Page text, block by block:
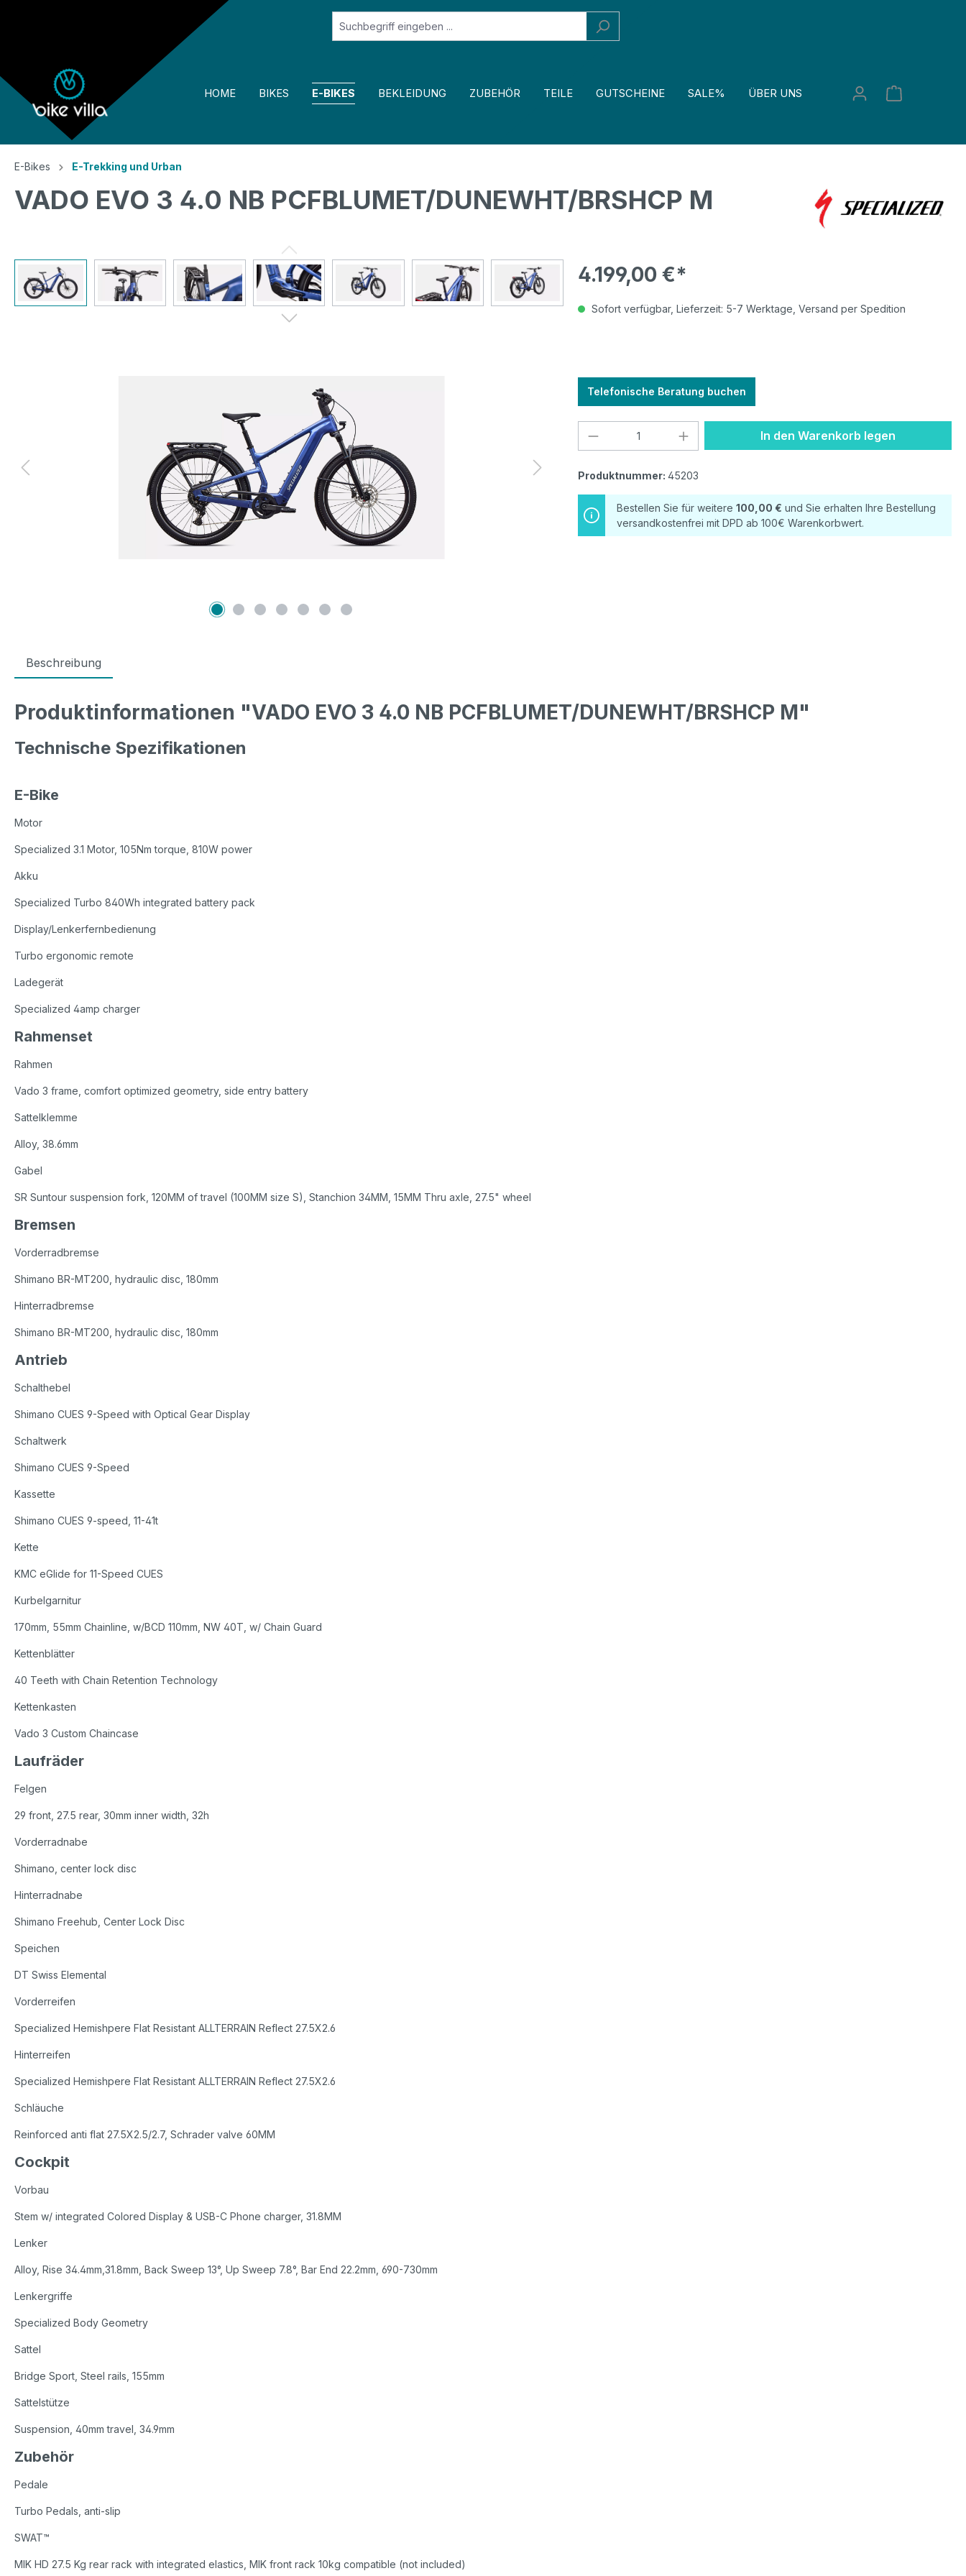
Zur Hauptnavigation springen
HOME BIKES E-BIKES BEKLEIDUNG ZUBEHÖR TEILE GUTSCHEINE SALE% ÜBER UNS
E-Bikes E-Trekking und Urban
VADO EVO 3 4.0 NB PCFBLUMET/DUNEWHT/BRSHCP M
Bildergalerie überspringen 4.199,00 €*
Sofort verfügbar, Lieferzeit: 5-7 Werktage, Versand per Spedition
Telefonische Beratung buchen
Produkt Anzahl: Gib den gewünschten Wert
In den Warenkorb legen
Produktnummer: 45203
Bestellen Sie für weitere 100,00 € und Sie erhalten Ihre Bestellung
versandkostenfrei mit DPD ab 100€ Warenkorbwert.
Beschreibung
Produktinformationen "VADO EVO 3 4.0 NB PCFBLUMET/DUNEWHT/BRSHCP M"
Technische Spezifikationen
E-Bike
Motor
Specialized 3.1 Motor, 105Nm torque, 810W power
Akku
Specialized Turbo 840Wh integrated battery pack
Display/Lenkerfernbedienung
Turbo ergonomic remote
Ladegerät
Specialized 4amp charger
Rahmenset
Rahmen
Vado 3 frame, comfort optimized geometry, side entry battery
Sattelklemme
Alloy, 38.6mm
Gabel
SR Suntour suspension fork, 120MM of travel (100MM size S), Stanchion 34MM, 15MM Thru axle, 27.5" wheel
Bremsen
Vorderradbremse
Shimano BR-MT200, hydraulic disc, 180mm
Hinterradbremse
Shimano BR-MT200, hydraulic disc, 180mm
Antrieb
Schalthebel
Shimano CUES 9-Speed with Optical Gear Display
Schaltwerk
Shimano CUES 9-Speed
Kassette
Shimano CUES 9-speed, 11-41t
Kette
KMC eGlide for 11-Speed CUES
Kurbelgarnitur
170mm, 55mm Chainline, w/BCD 110mm, NW 40T, w/ Chain Guard
Kettenblätter
40 Teeth with Chain Retention Technology
Kettenkasten
Vado 3 Custom Chaincase
Laufräder
Felgen
29 front, 27.5 rear, 30mm inner width, 32h
Vorderradnabe
Shimano, center lock disc
Hinterradnabe
Shimano Freehub, Center Lock Disc
Speichen
DT Swiss Elemental
Vorderreifen
Specialized Hemishpere Flat Resistant ALLTERRAIN Reflect 27.5X2.6
Hinterreifen
Specialized Hemishpere Flat Resistant ALLTERRAIN Reflect 27.5X2.6
Schläuche
Reinforced anti flat 27.5X2.5/2.7, Schrader valve 60MM
Cockpit
Vorbau
Stem w/ integrated Colored Display & USB-C Phone charger, 31.8MM
Lenker
Alloy, Rise 34.4mm,31.8mm, Back Sweep 13°, Up Sweep 7.8°, Bar End 22.2mm, 690-730mm
Lenkergriffe
Specialized Body Geometry
Sattel
Bridge Sport, Steel rails, 155mm
Sattelstütze
Suspension, 40mm travel, 34.9mm
Zubehör
Pedale
Turbo Pedals, anti-slip
SWAT™
MIK HD 27.5 Kg rear rack with integrated elastics, MIK front rack 10kg compatible (not included)